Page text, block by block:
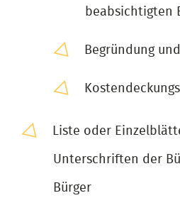
beabsichtigten
Begründung und
Liste oder
Unterschriften der
Bürger